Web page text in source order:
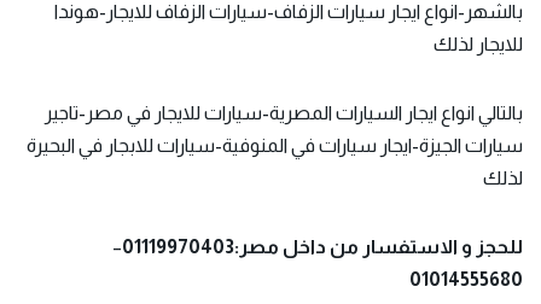
بالشهر-انواع ايجار سيارات الزفاف-سيارات الزفاف للايجار-هوندا
للايجار لذلك
بالتالي انواع ايجار السيارات المصرية-سيارات للايجار في مصر-تاجير
سيارات الجيزة-ايجار سيارات في المنوفية-سيارات للابجار في البحيرة
لذلك
للحجز و الاستفسار من داخل مصر:01119970403
–
01014555680